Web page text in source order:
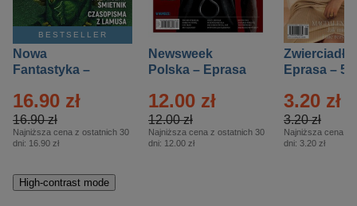
BESTSELLER
Nowa
Fantastyka –
16.90 zł
16.90 zł
Najniższa cena z ostatnich 30
dni: 16.90 zł
Newsweek
Polska – Eprasa
12.00 zł
12.00 zł
Najniższa cena z ostatnich 30
dni: 12.00 zł
Zwierciadło
Eprasa – 5/
3.20 zł
3.20 zł
Najniższa cena z
dni: 3.20 zł
High-contrast mode